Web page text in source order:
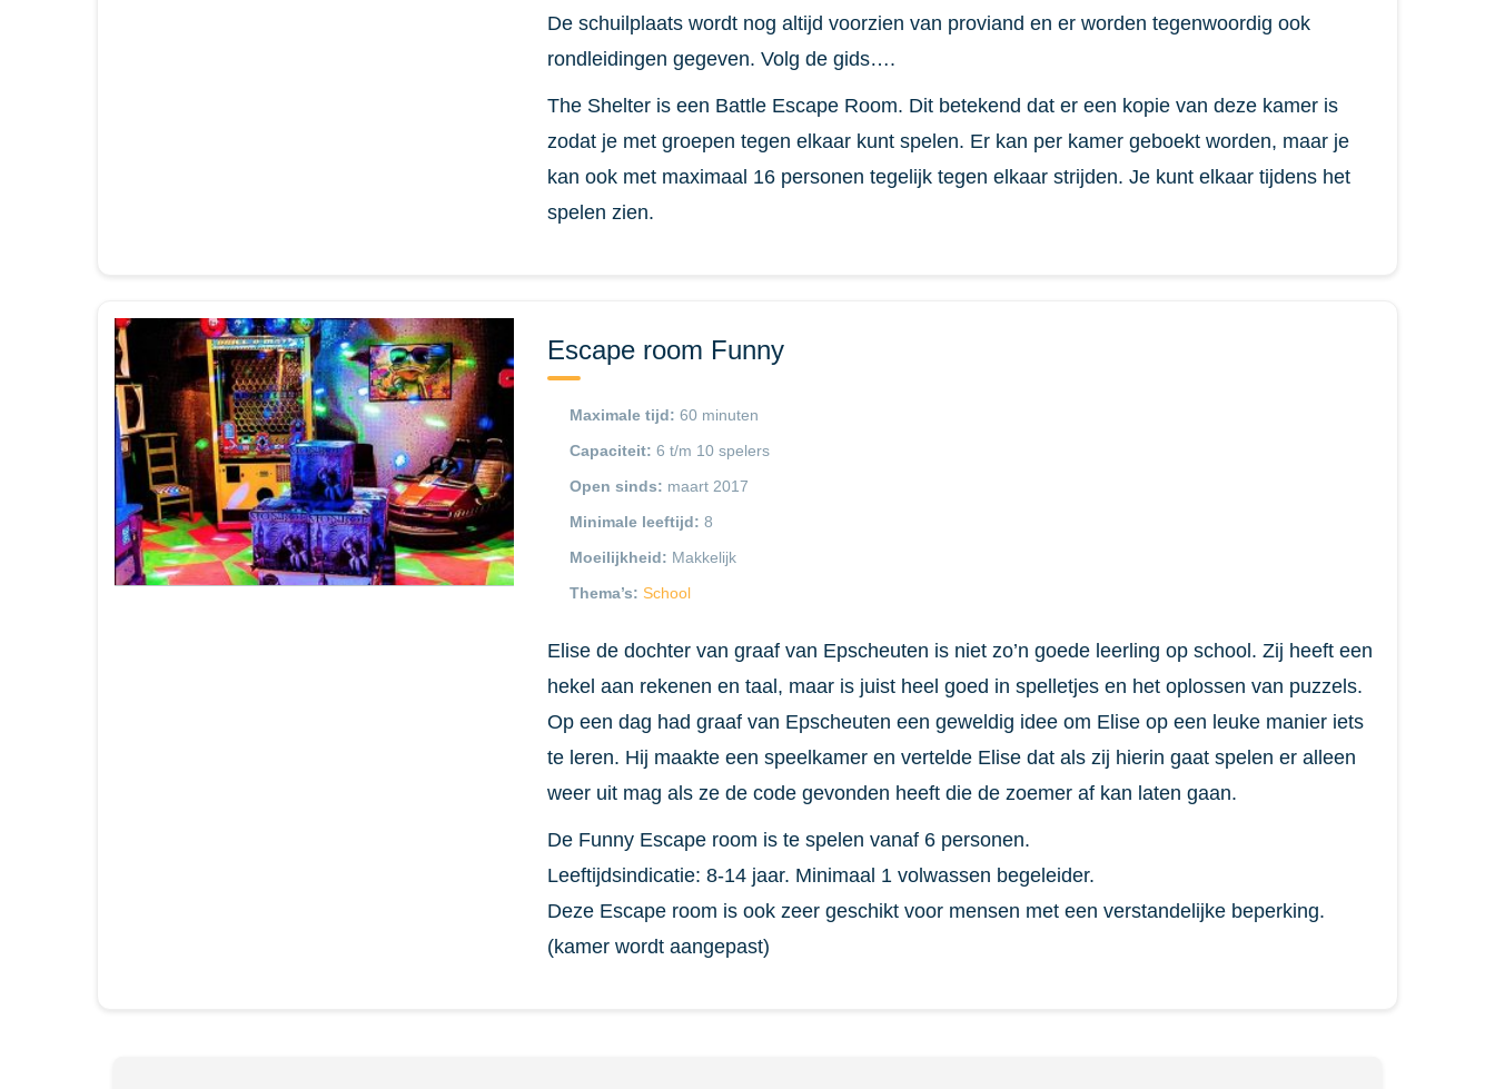
De schuilplaats wordt nog altijd voorzien van proviand en er worden tegenwoordig ook
rondleidingen gegeven. Volg de gids….
The Shelter is een Battle Escape Room. Dit betekend dat er een kopie van deze kamer is
zodat je met groepen tegen elkaar kunt spelen. Er kan per kamer geboekt worden, maar je
kan ook met maximaal 16 personen tegelijk tegen elkaar strijden. Je kunt elkaar tijdens het
spelen zien.
Escape room Funny
Maximale tijd:60 minuten
Capaciteit:6 t/m 10 spelers
Open sinds: maart 2017
Minimale leeftijd:8
Moeilijkheid: Makkelijk
Thema’s: School
Elise de dochter van graaf van Epscheuten is niet zo’n goede leerling op school. Zij heeft een
hekel aan rekenen en taal, maar is juist heel goed in spelletjes en het oplossen van puzzels.
Op een dag had graaf van Epscheuten een geweldig idee om Elise op een leuke manier iets
te leren. Hij maakte een speelkamer en vertelde Elise dat als zij hierin gaat spelen er alleen
weer uit mag als ze de code gevonden heeft die de zoemer af kan laten gaan.
De Funny Escape room is te spelen vanaf 6 personen.
Leeftijdsindicatie: 8-14 jaar. Minimaal 1 volwassen begeleider.
Deze Escape room is ook zeer geschikt voor mensen met een verstandelijke beperking.
(kamer wordt aangepast)